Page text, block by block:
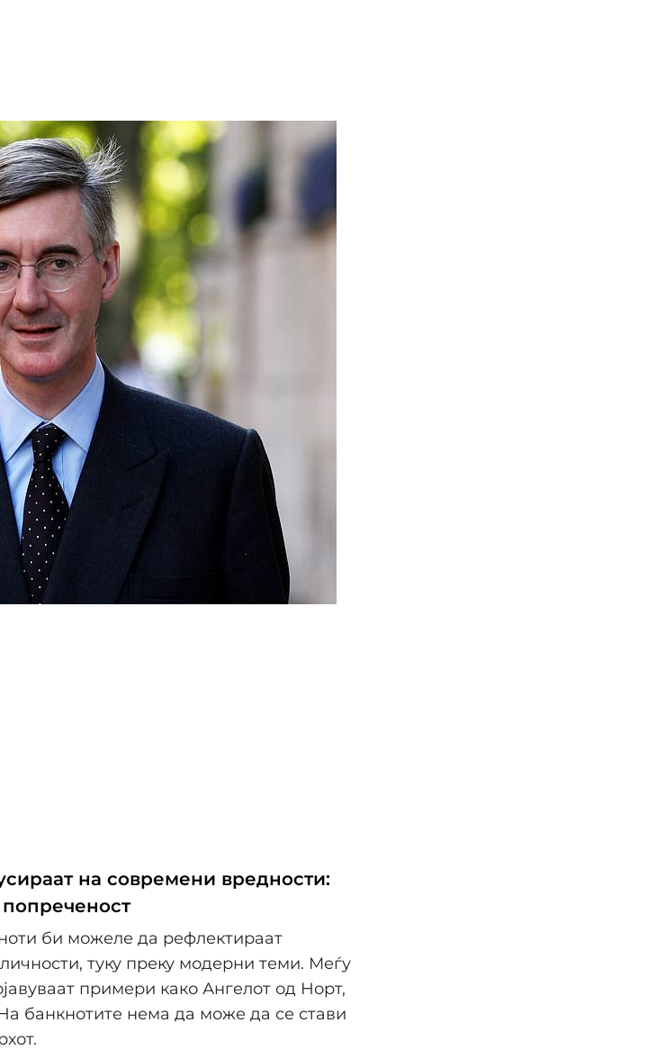
на современи вредности:
би можеле да рефлектираат
туку преку модерни теми. Меѓу
примери како Ангелот од Норт,
банкнотите нема да може да се стави